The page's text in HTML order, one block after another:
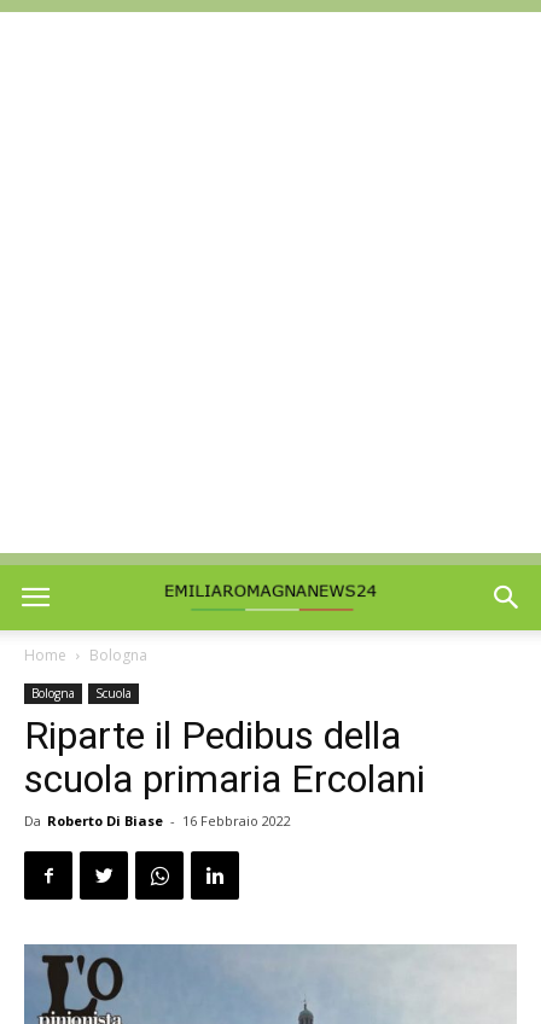
Home Bologna
Bologna Scuola
Riparte il Pedibus della
scuola primaria Ercolani
Da Roberto Di Biase - 16 Febbraio 2022